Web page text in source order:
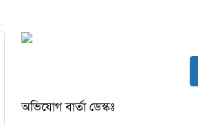
অভিযোগ বার্তা ডেস্কঃ